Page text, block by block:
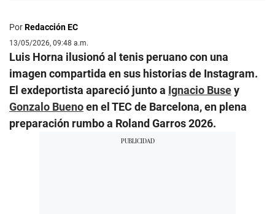
PorRedacción EC
13/05/2026, 09:48 a.m.
Luis Horna ilusionó al tenis peruano con una
imagen compartida en sus historias de Instagram.
El exdeportista apareció junto a Ignacio Busey
Gonzalo Buenoen el TEC de Barcelona, en plena
preparación rumbo a Roland Garros 2026.